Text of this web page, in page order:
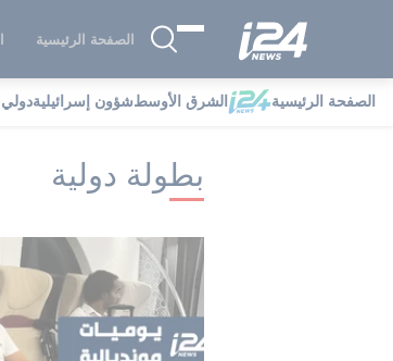
الصفحة الرئيسية
الصفحة الرئيسية الشرق الأوسطشؤون إسرائيليةدولي i24NEWS i24NEWS فهرس علامات
بطولة دولية